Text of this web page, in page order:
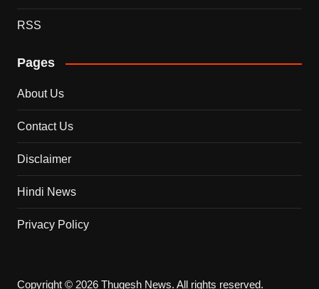
RSS
Pages
About Us
Contact Us
Disclaimer
Hindi News
Privacy Policy
Copyright © 2026 Thugesh News. All rights reserved.